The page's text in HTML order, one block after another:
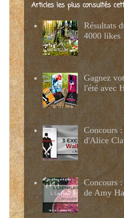
Articles les plus consultés
Résultats
4000 likes
Gagnez
l'été avec
Concours
d'Alice
Concours
de Amy